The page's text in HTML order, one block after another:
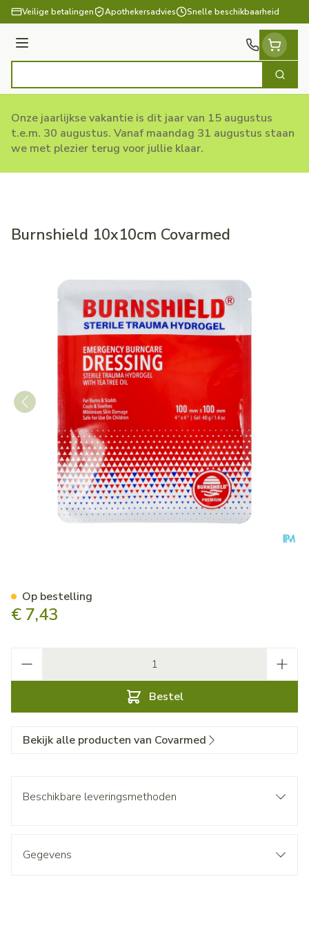
Ga naar de inhoud
Veilige betalingen Apothekersadvies Snelle beschikbaarheid
Menu
Zoek
Onze jaarlijkse vakantie is dit jaar van 15 augustus
t.e.m. 30 augustus. Vanaf maandag 31 augustus staan
we met plezier terug voor jullie klaar.
Burnshield 10x10cm Covarmed
€ 7,43
Bestel
Op bestelling
Bekijk alle producten van Covarmed
Beschikbare leveringsmethoden
Gegevens